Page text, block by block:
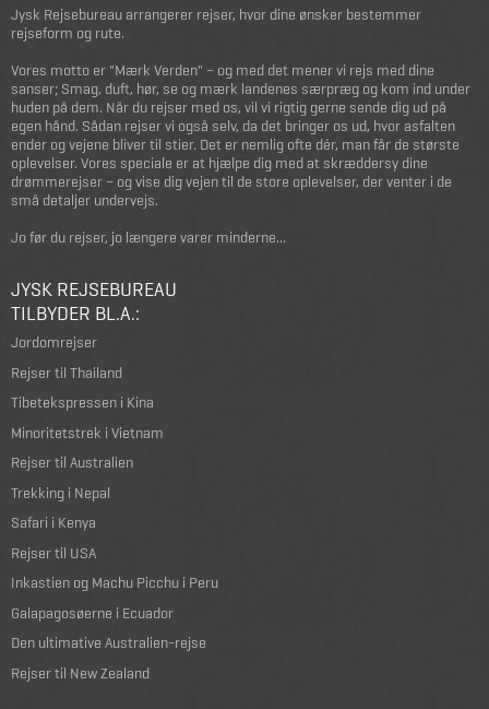
Jysk Rejsebureau arrangerer rejser, hvor dine ønsker bestemmer
rejseform og rute.
Vores motto er "Mærk Verden" – og med det mener vi rejs med dine
sanser; Smag, duft, hør, se og mærk landenes særpræg og kom ind under
huden på dem. Når du rejser med os, vil vi rigtig gerne sende dig ud på
egen hånd. Sådan rejser vi også selv, da det bringer os ud, hvor asfalten
ender og vejene bliver til stier. Det er nemlig ofte dér, man får de største
oplevelser. Vores speciale er at hjælpe dig med at skræddersy dine
drømmerejser – og vise dig vejen til de store oplevelser, der venter i de
små detaljer undervejs.
Jo før du rejser, jo længere varer minderne...
JYSK REJSEBUREAU
TILBYDER BL.A.:
Jordomrejser
Rejser til Thailand
Tibetekspressen i Kina
Minoritetstrek i Vietnam
Rejser til Australien
Trekking i Nepal
Safari i Kenya
Rejser til USA
Inkastien og Machu Picchu i Peru
Galapagosøerne i Ecuador
Den ultimative Australien-rejse
Rejser til New Zealand